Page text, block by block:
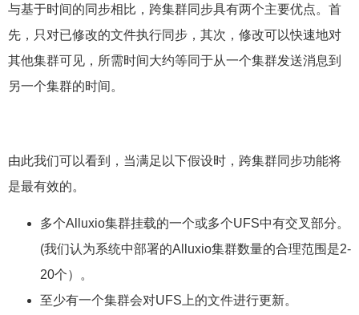
与基于时间的同步相比，跨集群同步具有两个主要优点。首
先，只对已修改的文件执行同步，其次，修改可以快速地对
其他集群可见，所需时间大约等同于从一个集群发送消息到
另一个集群的时间。
由此我们可以看到，当满足以下假设时，跨集群同步功能将
是最有效的。
多个Alluxio集群挂载的一个或多个UFS中有交叉部分。
(我们认为系统中部署的Alluxio集群数量的合理范围是2-
20个）。
至少有一个集群会对UFS上的文件进行更新。